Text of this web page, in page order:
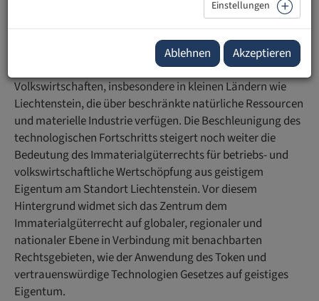
an Bedeutung für die Wettbewerbsfähigkeit von
Unternehmen sowie von Forschungseinrichtungen und
Universitäten. Damit wird es auch zunehmend wichtig für
den wirtschaftlichen Erfolg von gesamten
Volkswirtschaften, insbesondere in kleinen Ländern wie
Liechtenstein, die über beschränkte natürliche Ressourcen
und materielle Industrie verfügen. Die Beschleunigung des
technologischen Fortschritts steigert noch weiter die
Bedeutung des Immaterialgüterrechts für betriebs- und
volkswirtschaftliche Wertschöpfung aus geistigem
Eigentum am Standort Liechtenstein. Vor diesem
Hintergrund widmet sich das Zentrum dem
Immaterialgüterrecht auf globaler, regionaler und
nationaler Ebene in Verbindung mit benachbarten
Rechtsgebieten, wie der Anwendung des Token und
vertrauenswürdige Technologien Gesetzes auf geistiges
Eigentum.
Einstellungen
Ablehnen Akzeptieren